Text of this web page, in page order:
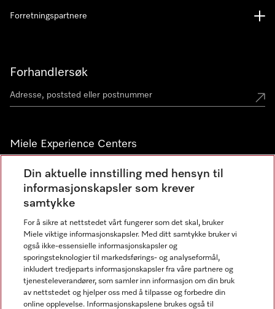
Forhandlersøk
Miele Experience Centers
Miele Experience Center Nesbru
Miele Outlet Nesbru
Nyhetsbrev
Forretningspartnere
Din aktuelle innstilling med hensyn til
informasjonskapsler som krever
samtykke
For å sikre at nettstedet vårt fungerer som det skal, bruker
Miele viktige informasjonskapsler. Med ditt samtykke bruker vi
også ikke-essensielle informasjonskapsler og
sporingsteknologier til markedsførings- og analyseformål,
inkludert tredjeparts informasjonskapsler fra våre partnere og
tjenesteleverandører, som samler inn informasjon om din bruk
av nettstedet og hjelper oss med å tilpasse og forbedre din
online opplevelse. Informasjonskapslene brukes også til